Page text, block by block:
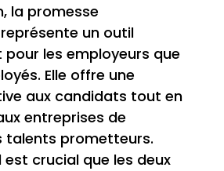
la promesse
un outil
les employeurs que
Elle offre une
aux candidats tout en
entreprises de
talents prometteurs.
est crucial que les deux